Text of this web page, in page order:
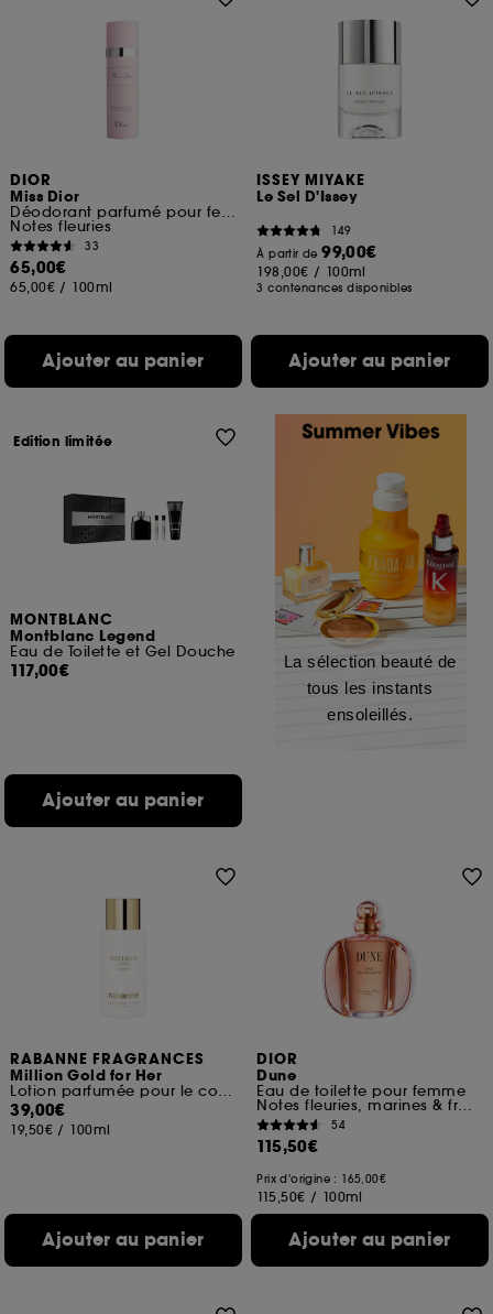
DIOR
Miss Dior
Déodorant parfumé pour femme vaporisateur
Notes fleuries
33
65,00€
65,00€ / 100ml
Ajouter au panier
ISSEY MIYAKE
Le Sel D'Issey
149
À partir de99,00€
198,00€ / 100ml
3 contenances disponibles
Ajouter au panier
MONTBLANC
Montblanc Legend
Eau de Toilette et Gel Douche
117,00€
Ajouter au panier
Edition limitée
La sélection beauté de
tous les instants
ensoleillés.
RABANNE FRAGRANCES
Million Gold for Her
Lotion parfumée pour le corps
39,00€
19,50€ / 100ml
Ajouter au panier
DIOR
Dune
Eau de toilette pour femme
Notes fleuries, marines & fraîches
54
115,50€
Prix d'origine : 165,00€
115,50€ / 100ml
Ajouter au panier